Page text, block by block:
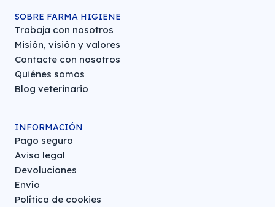
SOBRE FARMA HIGIENE
Trabaja con nosotros
Misión, visión y valores
Contacte con nosotros
Quiénes somos
Blog veterinario
INFORMACIÓN
Pago seguro
Aviso legal
Devoluciones
Envío
Política de cookies